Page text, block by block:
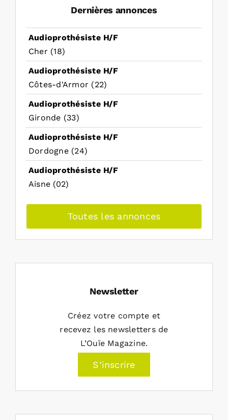
Dernières annonces
Audioprothésiste H/F
Cher (18)
Audioprothésiste H/F
Côtes-d'Armor (22)
Audioprothésiste H/F
Gironde (33)
Audioprothésiste H/F
Dordogne (24)
Audioprothésiste H/F
Aisne (02)
Toutes les annonces
Newsletter
Créez votre compte et
recevez les newsletters de
L’Ouïe Magazine.
S’inscrire